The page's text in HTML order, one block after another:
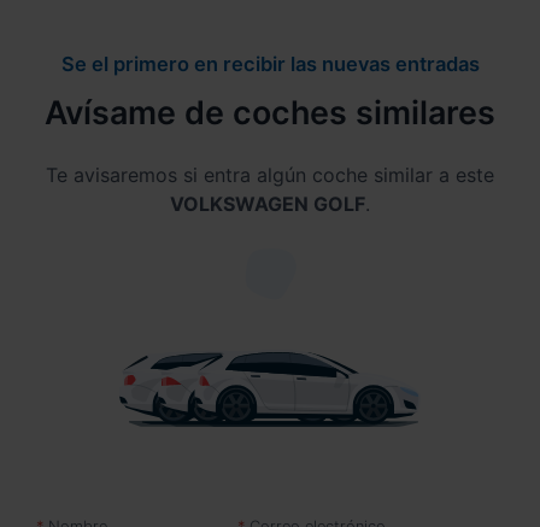
Se el primero en recibir las nuevas entradas
Avísame de coches similares
Te avisaremos si entra algún coche similar a este
VOLKSWAGEN GOLF.